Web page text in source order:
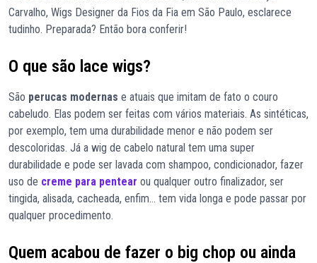
Carvalho, Wigs Designer da Fios da Fia em São Paulo, esclarece
tudinho. Preparada? Então bora conferir!
O que são lace wigs?
São perucas modernas e atuais que imitam de fato o couro
cabeludo. Elas podem ser feitas com vários materiais. As sintéticas,
por exemplo, tem uma durabilidade menor e não podem ser
descoloridas. Já a wig de cabelo natural tem uma super
durabilidade e pode ser lavada com shampoo, condicionador, fazer
uso de creme para pentear ou qualquer outro finalizador, ser
tingida, alisada, cacheada, enfim… tem vida longa e pode passar por
qualquer procedimento.
Quem acabou de fazer o big chop ou ainda